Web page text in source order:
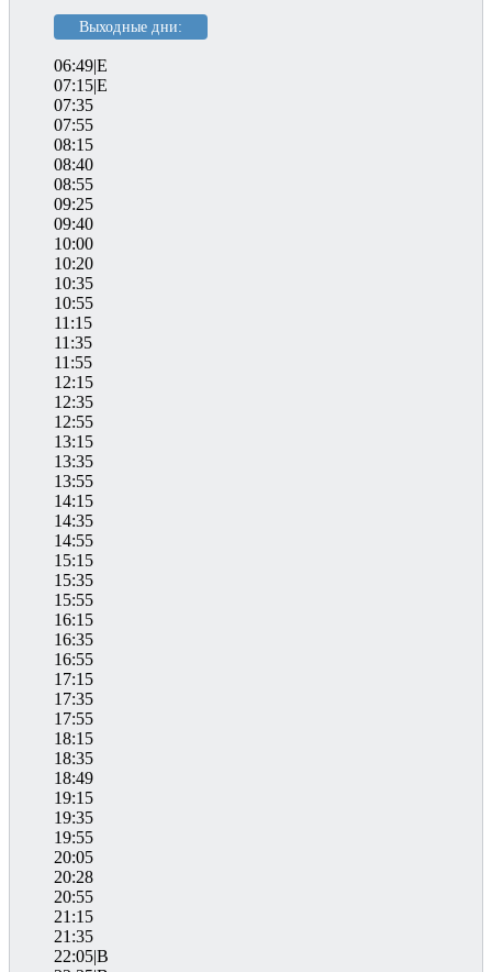
Выходные дни:
06:49|E
07:15|E
07:35
07:55
08:15
08:40
08:55
09:25
09:40
10:00
10:20
10:35
10:55
11:15
11:35
11:55
12:15
12:35
12:55
13:15
13:35
13:55
14:15
14:35
14:55
15:15
15:35
15:55
16:15
16:35
16:55
17:15
17:35
17:55
18:15
18:35
18:49
19:15
19:35
19:55
20:05
20:28
20:55
21:15
21:35
22:05|B